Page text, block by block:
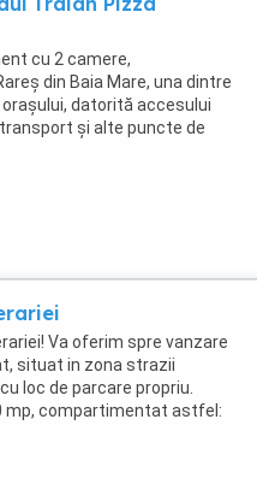
cu 2 camere,
din Baia Mare, una dintre
datorită accesului
și alte puncte de
Va oferim spre vanzare
situat in zona strazii
loc de parcare propriu.
mp, compartimentat astfel: